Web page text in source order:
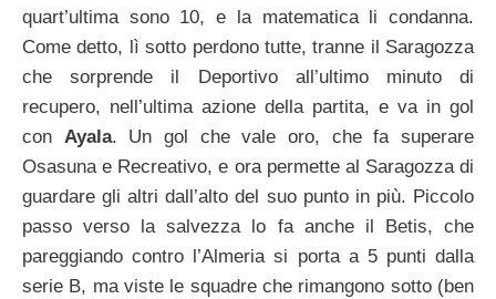
quart’ultima sono 10, e la matematica li condanna.
Come detto, lì sotto perdono tutte, tranne il Saragozza
che sorprende il Deportivo all’ultimo minuto di
recupero, nell’ultima azione della partita, e va in gol
con Ayala. Un gol che vale oro, che fa superare
Osasuna e Recreativo, e ora permette al Saragozza di
guardare gli altri dall’alto del suo punto in più. Piccolo
passo verso la salvezza lo fa anche il Betis, che
pareggiando contro l’Almeria si porta a 5 punti dalla
serie B, ma viste le squadre che rimangono sotto (ben